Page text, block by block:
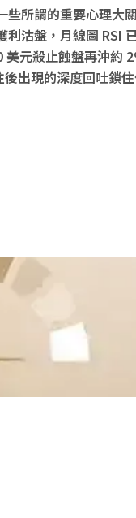
所謂的重要心理大
沽盤，月線圖 RSI
元殺止蝕盤再沖約
出現的深度回吐鎖住